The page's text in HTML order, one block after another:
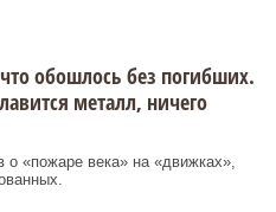
обошлось без погибших.
металл, ничего
«пожаре века» на «движках»,